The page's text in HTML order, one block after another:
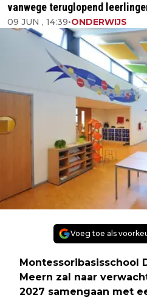
vanwege teruglopend
09 JUN , 14:39•ONDERWIJS
Voeg toe als
Montessoribasisschool
Meern zal naar
2027 samengaan met